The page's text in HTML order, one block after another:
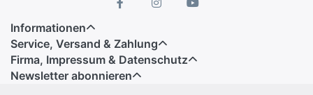
Informationen
Service, Versand & Zahlung
Firma, Impressum & Datenschutz
Newsletter abonnieren